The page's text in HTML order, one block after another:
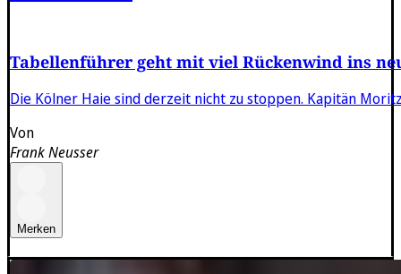
Tabellenführer geht mit viel Rückenwind ins
Die Kölner Haie sind derzeit nicht zu stoppen. Kapitän
Von
Frank Neusser
Merken